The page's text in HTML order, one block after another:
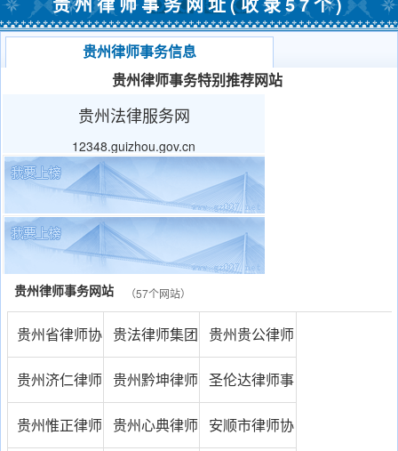
贵州律师事务信息
茅台镇酱酒
贵州律师事务特别推荐网站
贵州法律服务网
12348.guizhou.gov.cn
贵州律师事务网站 （57个网站）
贵州省律师协
会
贵法律师集团 贵州贵公律师
事务所
贵州济仁律师
事务所
贵州黔坤律师
事务所
圣伦达律师事
务所
贵州惟正律师 贵州心典律师 安顺市律师协